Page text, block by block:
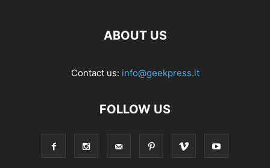
ABOUT US
Contact us: info@geekpress.it
FOLLOW US